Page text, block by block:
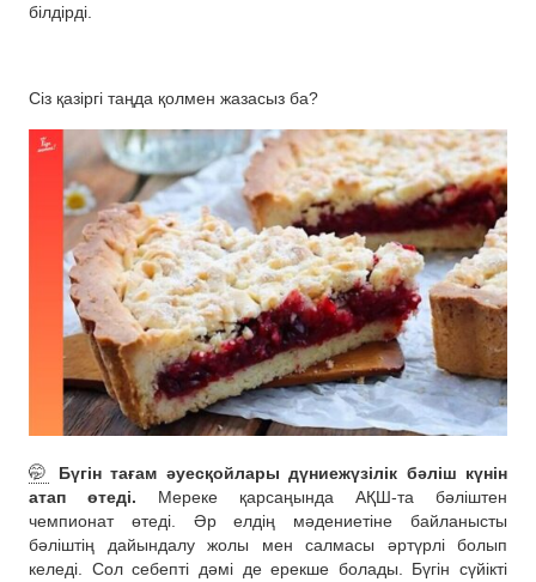
білдірді.
Сіз қазіргі таңда қолмен жазасыз ба?
🤭
Бүгін тағам әуесқойлары дүниежүзілік бәліш күнін
атап өтеді. Мереке қарсаңында АҚШ-та бәліштен
чемпионат өтеді. Әр елдің мәдениетіне байланысты
бәліштің дайындалу жолы мен салмасы әртүрлі болып
келеді. Сол себепті дәмі де ерекше болады. Бүгін сүйікті